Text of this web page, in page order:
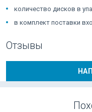
количество дисков в
в комплект поставки
Отзывы